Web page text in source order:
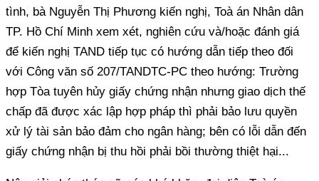
tình, bà Nguyễn Thị Phương kiến nghị, Toà án Nhân dân
TP. Hồ Chí Minh xem xét, nghiên cứu và/hoặc đánh giá
để kiến nghị TAND tiếp tục có hướng dẫn tiếp theo đối
với Công văn số 207/TANDTC-PC theo hướng: Trường
hợp Tòa tuyên hủy giấy chứng nhận nhưng giao dịch thế
chấp đã được xác lập hợp pháp thì phải bảo lưu quyền
xử lý tài sản bảo đảm cho ngân hàng; bên có lỗi dẫn đến
giấy chứng nhận bị thu hồi phải bồi thường thiệt hại...